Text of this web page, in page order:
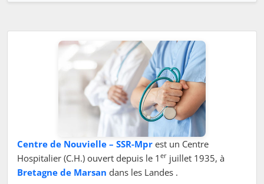
Centre de Nouvielle – SSR-Mpr est un Centre
Hospitalier (C.H.) ouvert depuis le 1 er juillet 1935, à
Bretagne de Marsan dans les Landes .